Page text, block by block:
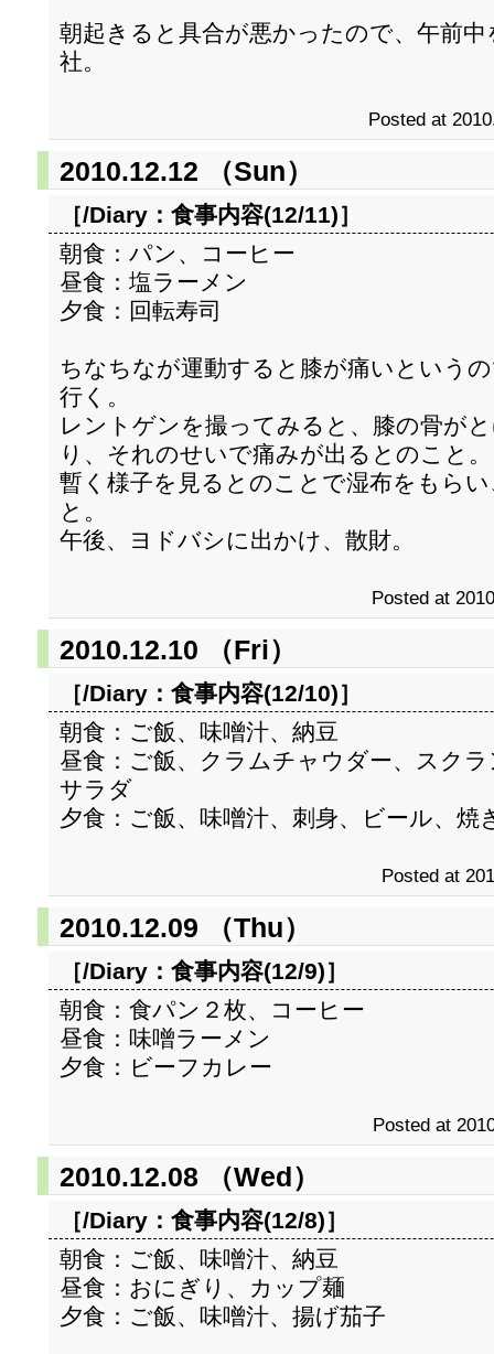
朝起きると具合が悪かったので、午前
社。
Posted at
2010.12.12 （Sun）
［/Diary： 食事内容(12/11)］
朝食：パン、コーヒー
昼食：塩ラーメン
夕食：回転寿司
ちなちなが運動すると膝が痛いという
行く。
レントゲンを撮ってみると、膝の骨が
り、それのせいで痛みが出るとのこと。
暫く様子を見るとのことで湿布をもら
と。
午後、ヨドバシに出かけ、散財。
Posted at
2010.12.10 （Fri）
［/Diary： 食事内容(12/10)］
朝食：ご飯、味噌汁、納豆
昼食：ご飯、クラムチャウダー、スク
サラダ
夕食：ご飯、味噌汁、刺身、ビール、焼
Posted at
2010.12.09 （Thu）
［/Diary： 食事内容(12/9)］
朝食：食パン２枚、コーヒー
昼食：味噌ラーメン
夕食：ビーフカレー
Posted at
2010.12.08 （Wed）
［/Diary： 食事内容(12/8)］
朝食：ご飯、味噌汁、納豆
昼食：おにぎり、カップ麺
夕食：ご飯、味噌汁、揚げ茄子